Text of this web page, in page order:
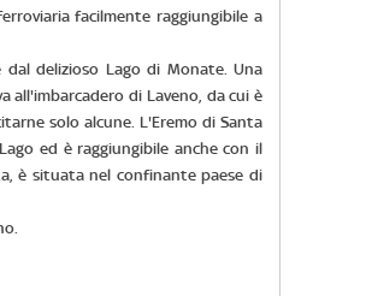
facilmente raggiungibile a
delizioso Lago di Monate. Una
all'imbarcadero di Laveno, da cui è
solo alcune. L'Eremo di Santa
ed è raggiungibile anche con il
è situata nel confinante paese di